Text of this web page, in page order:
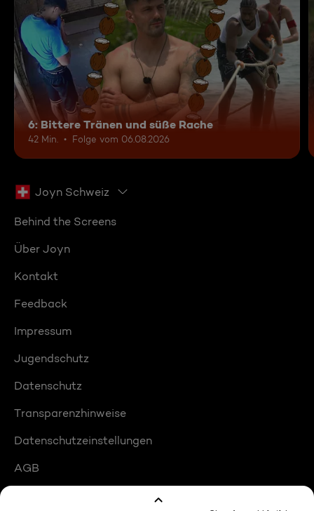
6: Bittere Tränen und süße Rache
42 Min. Folge vom 06.08.2026
Joyn Schweiz
Behind the Screens
Über Joyn
Kontakt
Feedback
Impressum
Jugendschutz
Datenschutz
Transparenzhinweise
Datenschutzeinstellungen
AGB